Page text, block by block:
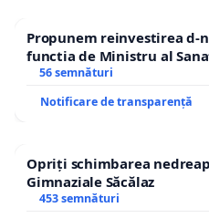
Propunem reinvestirea d-
functia de Ministru al
56 semnături
Notificare de transparență
Opriți schimbarea
Gimnaziale Săcălaz
453 semnături